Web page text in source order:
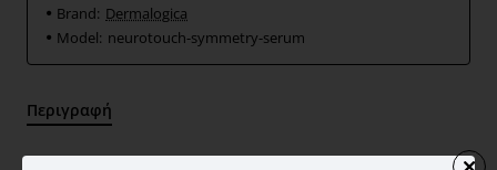
Brand: Dermalogica
Model: neurotouch-symmetry-serum
Περιγραφή